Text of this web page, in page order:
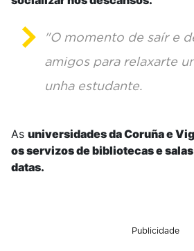
"O momento de saír e
amigos para relaxarte
unha estudante.
As universidades da Coruña e
os servizos de bibliotecas e
datas.
Publicidade